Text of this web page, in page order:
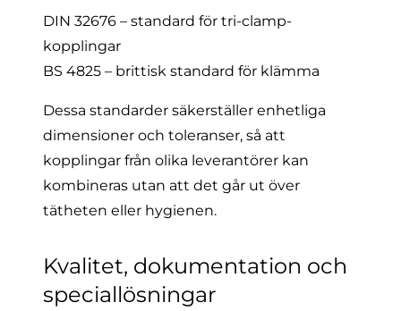
DIN 32676 – standard för tri-clamp-
kopplingar
BS 4825 – brittisk standard för klämma
Dessa standarder säkerställer enhetliga
dimensioner och toleranser, så att
kopplingar från olika leverantörer kan
kombineras utan att det går ut över
tätheten eller hygienen.
Kvalitet, dokumentation och
speciallösningar